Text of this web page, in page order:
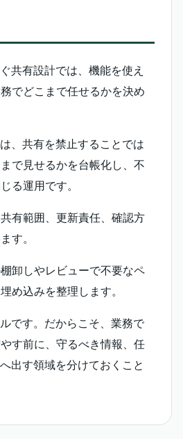
共有設計では、機能を使え
でどこまで任せるかを決め
、共有を禁止することでは
で見せるかを台帳化し、不
る運用です。
有範囲、更新責任、確認方
す。
卸しやレビューで不要なペ
め込みを整理します。
です。だからこそ、業務で
す前に、守るべき情報、任
出す領域を分けておくこと